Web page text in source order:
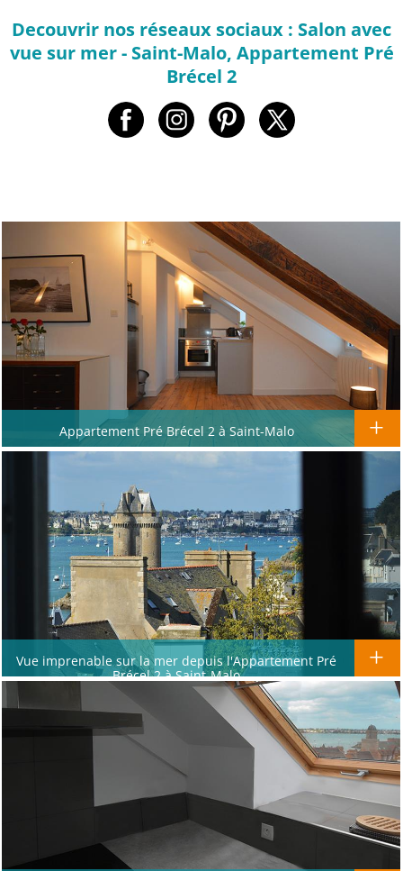
Decouvrir nos réseaux sociaux : Salon avec
vue sur mer - Saint-Malo, Appartement Pré
Brécel 2
Appartement Pré Brécel 2 à Saint-Malo
Vue imprenable sur la mer depuis l'Appartement Pré
Brécel 2 à Saint-Malo